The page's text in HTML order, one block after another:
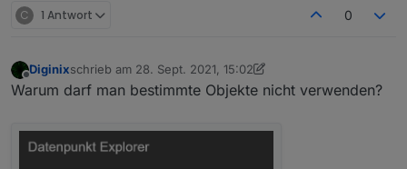
C 1 Antwort 0
Offline
Diginixschrieb am 28. Sept. 2021, 15:02
zuletzt editiert von Diginix
Warum darf man bestimmte Objekte nicht verwenden?